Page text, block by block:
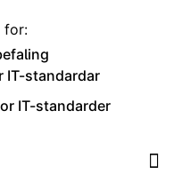
for:
IT-standardar
IT-standarder